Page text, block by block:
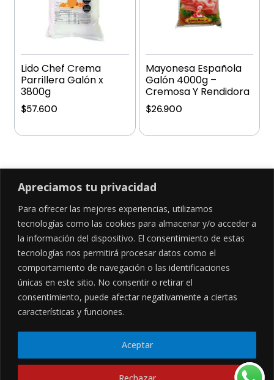
Apreciamos tu privacidad
Para ofrecer las mejores experiencias, utilizamos
tecnologías como las cookies para almacenar y/o acceder a
la información del dispositivo. El consentimiento de estas
tecnologías nos permitirá procesar datos como el
comportamiento de navegación o las identificaciones
únicas en este sitio. No consentir o retirar el
consentimiento, puede afectar negativamente a ciertas
características y funciones.
Rechazar
Aceptar
Lido Chef Crema
Parrillera Galón x
3800g
$57.600
Mayonesa Española
Galón 4000g –
Cremosa Y Rendidora
$26.900
SÍGUENOS EN
CONTÁCTANOS
Cl. 34 Sur #52-02, Alcala, Bogotá
hola@frideli.co
LEGALES
Políticas de privacidad
© Powered By